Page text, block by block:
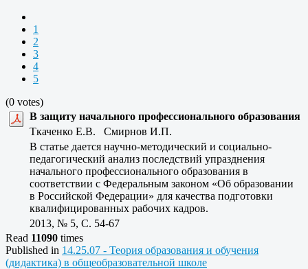
1
2
3
4
5
(0 votes)
В защиту начального профессионального образования
Ткаченко Е.В. Смирнов И.П.
В статье дается научно-методический и социально-
педагогический анализ последствий упразднения
начального профессионального образования в
соответствии с Федеральным законом «Об образовании
в Российской Федерации» для качества подготовки
квалифицированных рабочих кадров.
2013, № 5, C. 54-67
Read 11090 times
Published in 14.25.07 - Теория образования и обучения
(дидактика) в общеобразовательной школе